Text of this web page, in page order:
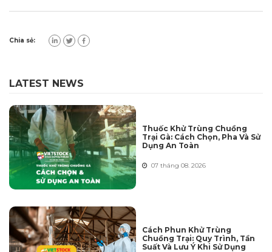
Chia sẻ:
LATEST NEWS
Thuốc Khử Trùng Chuồng
Trại Gà: Cách Chọn, Pha Và Sử
Dụng An Toàn
07 tháng 08. 2026
Cách Phun Khử Trùng
Chuồng Trại: Quy Trình, Tần
Suất Và Lưu Ý Khi Sử Dụng